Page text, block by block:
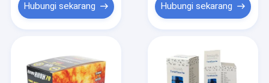
Hubungi sekarang Hubungi sekarang